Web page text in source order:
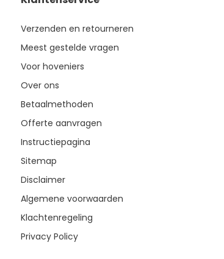
Verzenden en retourneren
Meest gestelde vragen
Voor hoveniers
Over ons
Betaalmethoden
Offerte aanvragen
Instructiepagina
Sitemap
Disclaimer
Algemene voorwaarden
Klachtenregeling
Privacy Policy